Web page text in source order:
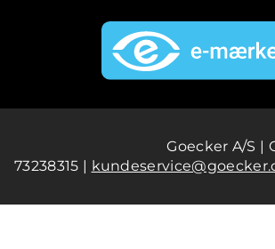
Goecker A/S |
73238315 |